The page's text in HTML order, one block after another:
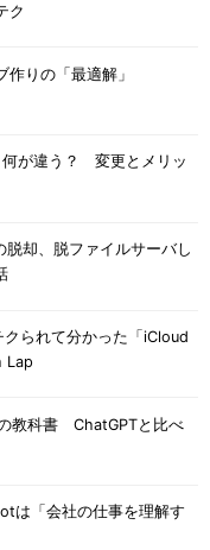
ク
作りの「最適解」
が違う？ 変更とメリッ
脱却、脱ファイルサーバし
られて分かった「iCloud
Lap
教科書 ChatGPTと比べ
は「会社の仕事を理解す